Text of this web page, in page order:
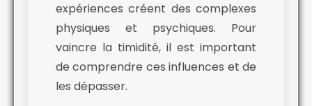
expériences créent des complexes
physiques et psychiques. Pour
vaincre la timidité, il est important
de comprendre ces influences et de
les dépasser.